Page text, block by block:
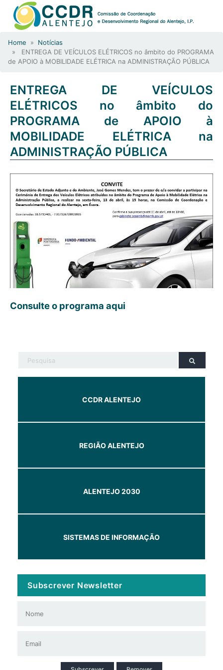
Home » Notícias
» ENTREGA DE VEÍCULOS ELÉTRICOS no âmbito do PROGRAMA
de APOIO à MOBILIDADE ELÉTRICA na ADMINISTRAÇÃO PÚBLICA
ENTREGA DE VEÍCULOS
ELÉTRICOS no âmbito do
PROGRAMA de APOIO à
MOBILIDADE ELÉTRICA na
ADMINISTRAÇÃO PÚBLICA
Consulte o programa aqui
CCDR ALENTEJO
REGIÃO ALENTEJO
ALENTEJO 2030
SISTEMAS DE INFORMAÇÃO
Subscrever Newsletter